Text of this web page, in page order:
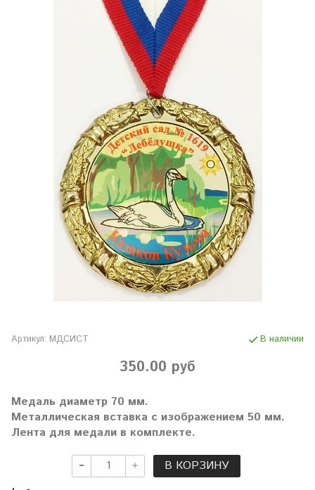
Артикул: МДСИСТ В наличии
350.00 руб
Медаль диаметр 70 мм.
Металлическая вставка с изображением 50 мм.
Лента для медали в комплекте.
В КОРЗИНУ